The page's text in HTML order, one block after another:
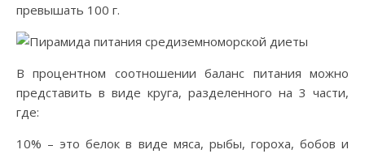
превышать 100 г.
В процентном соотношении баланс питания можно
представить в виде круга, разделенного на 3 части,
где:
10% – это белок в виде мяса, рыбы, гороха, бобов и